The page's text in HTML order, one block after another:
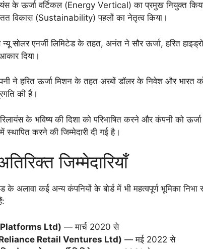
के ऊर्जा वर्टिकल (Energy Vertical) का प्रमुख नियुक्त
विकास (Sustainability) पहलों का नेतृत्व किया।
न्यू सोलर एनर्जी लिमिटेड के तहत, अनंत ने सौर ऊर्जा, हरित
दिया।
ने हरित ऊर्जा मिशन के तहत अरबों डॉलर के निवेश और भारत
की है।
के भविष्य की दिशा को परिभाषित करने और कंपनी को
करने की जिम्मेदारी दी गई है।
जिम्मेदारियाँ
के अलावा कई अन्य कंपनियों के बोर्ड में भी महत्वपूर्ण भूमिका निभा
Platforms Ltd) — मार्च 2020 से
(Reliance Retail Ventures Ltd) — मई 2022 से